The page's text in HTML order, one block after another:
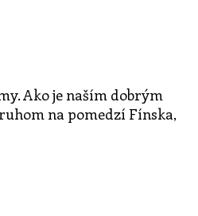
Ako je naším dobrým
na pomedzí Fínska,